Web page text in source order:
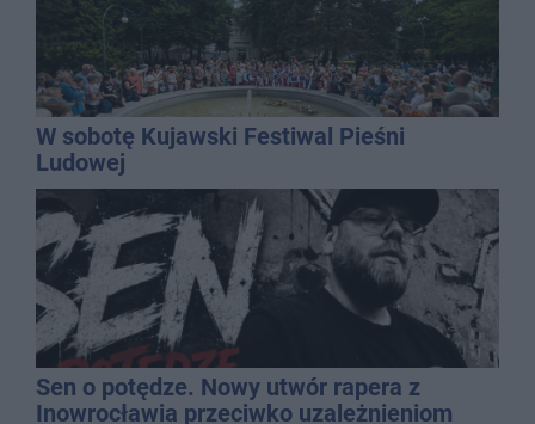
W sobotę Kujawski Festiwal Pieśni
Ludowej
Sen o potędze. Nowy utwór rapera z
Inowrocławia przeciwko uzależnieniom